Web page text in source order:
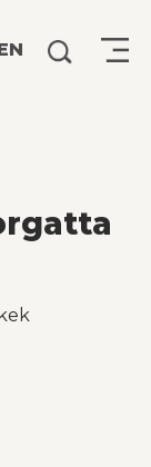
Keresés: